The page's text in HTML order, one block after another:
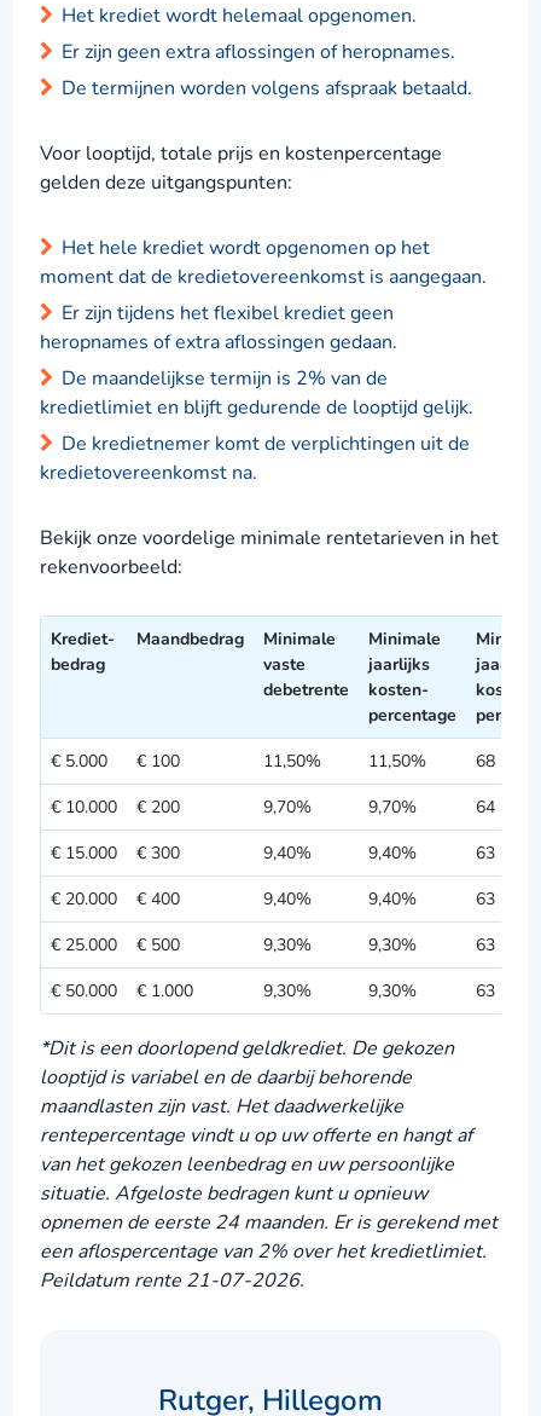
Het krediet wordt helemaal opgenomen.
Er zijn geen extra aflossingen of heropnames.
De termijnen worden volgens afspraak betaald.
Voor looptijd, totale prijs en kostenpercentage
gelden deze uitgangspunten:
Het hele krediet wordt opgenomen op het
moment dat de kredietovereenkomst is aangegaan.
Er zijn tijdens het flexibel krediet geen
heropnames of extra aflossingen gedaan.
De maandelijkse termijn is 2% van de
kredietlimiet en blijft gedurende de looptijd gelijk.
De kredietnemer komt de verplichtingen uit de
kredietovereenkomst na.
Bekijk onze voordelige minimale rentetarieven in het
rekenvoorbeeld:
Krediet-
bedrag
Maandbedrag
Minimale
vaste
debetrente
Minimale
jaarlijks
kosten-
percentage
jaarlijks
kosten-
€ 5.000
€ 100 11,50% 11,50%
68
€ 10.000
€ 200 9,70% 9,70%
64
€ 15.000
€ 300 9,40% 9,40%
63
€ 20.000
€ 400 9,40% 9,40%
63
€ 25.000
€ 500 9,30% 9,30%
63
€ 50.000
€ 1.000 9,30% 9,30% 63
*Dit is een doorlopend geldkrediet. De gekozen
looptijd is variabel en de daarbij behorende
maandlasten zijn vast. Het daadwerkelijke
rentepercentage vindt u op uw offerte en hangt af
van het gekozen leenbedrag en uw persoonlijke
situatie. Afgeloste bedragen kunt u opnieuw
opnemen de eerste 24 maanden. Er is gerekend met
een aflospercentage van 2% over het kredietlimiet.
Peildatum rente 21-07-2026.
Rutger, Hillegom